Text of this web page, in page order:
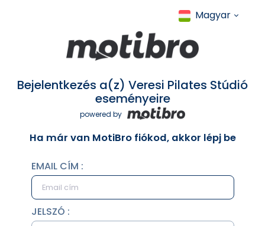
Magyar
Bejelentkezés a(z) Veresi Pilates Stúdió
eseményeire
powered by
Ha már van MotiBro fiókod, akkor lépj be
EMAIL CÍM :
JELSZÓ :